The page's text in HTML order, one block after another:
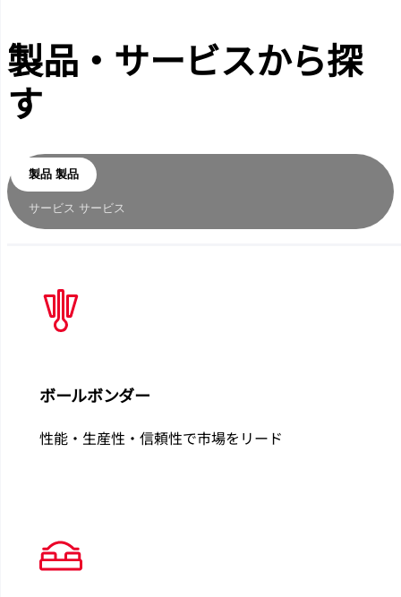
製品・サービスから探
す
製品 製品
サービス サービス
ボールボンダー
性能・生産性・信頼性で市場をリード